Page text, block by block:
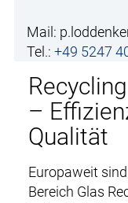
Mail:
Tel.: +49 5247
–
Qualität
Europaweit
Bereich Glas